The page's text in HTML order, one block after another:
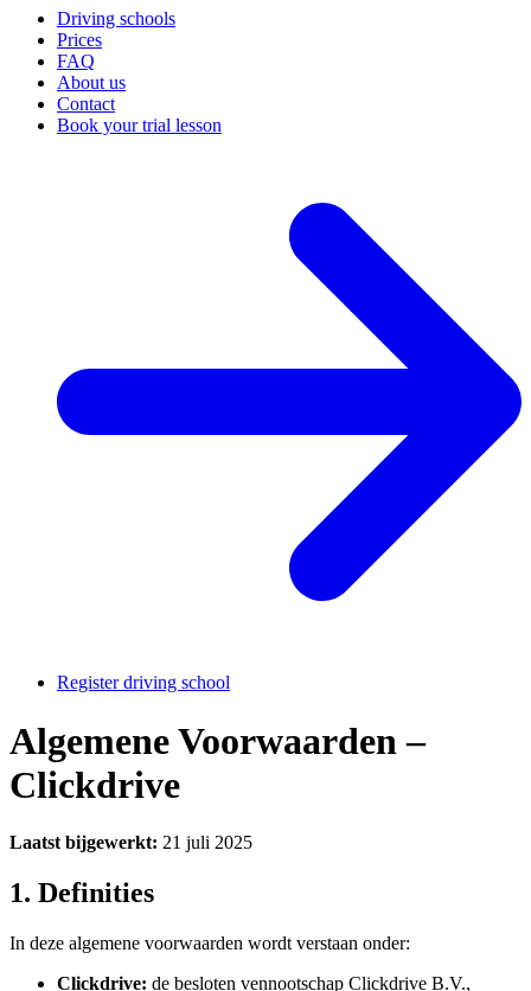
Driving schools
Prices
FAQ
About us
Contact
Book your trial lesson
Register driving school
Algemene Voorwaarden –
Clickdrive
Laatst bijgewerkt: 21 juli 2025
1. Definities
In deze algemene voorwaarden wordt verstaan onder:
Clickdrive: de besloten vennootschap Clickdrive B.V.,